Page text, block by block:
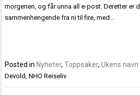
morgenen, og får unna all e-post. Deretter er
sammenhengende fra ni til fire, med…
Posted in Nyheter,Toppsaker,Ukens navn
Devold,NHO Reiseliv